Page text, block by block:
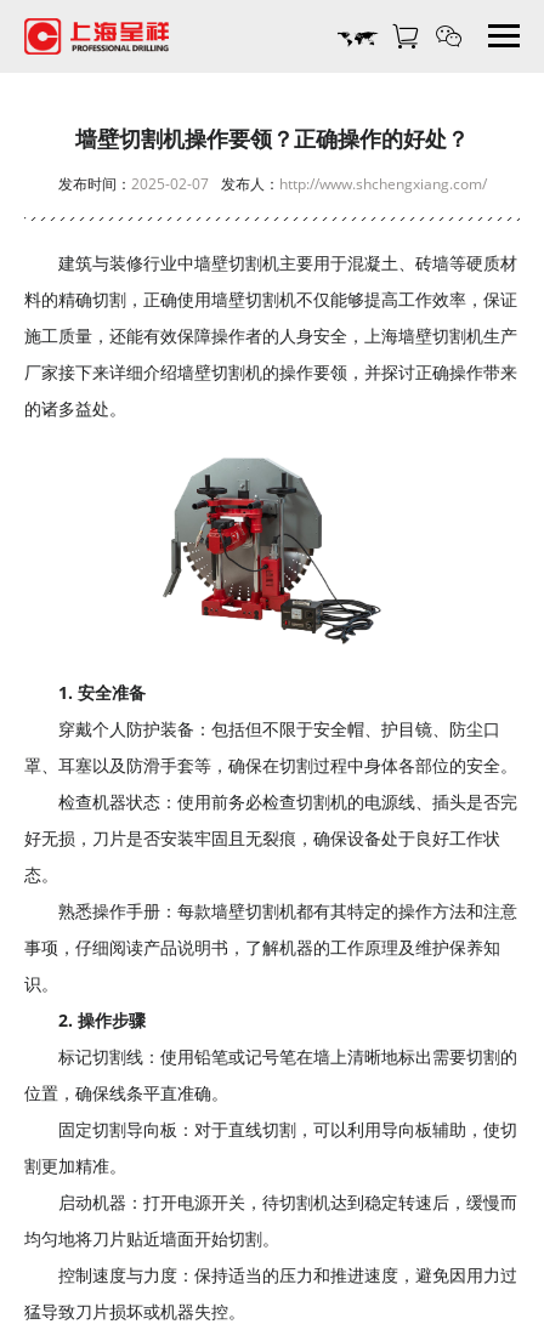
墙壁切割机操作要领？正确操作的好处？
发布时间： 2025-02-07 发布人： http://www.shchengxiang.com/
建筑与装修行业中墙壁切割机主要用于混凝土、砖墙等硬质材
料的精确切割，正确使用墙壁切割机不仅能够提高工作效率，保证
施工质量，还能有效保障操作者的人身安全， 上海墙壁切割机生产
厂家接下来详细介绍墙壁切割机的操作要领，并探讨正确操作带来
的诸多益处。
1. 安全准备
穿戴个人防护装备：包括但不限于安全帽、护目镜、防尘口
罩、耳塞以及防滑手套等，确保在切割过程中身体各部位的安全。
检查机器状态：使用前务必检查切割机的电源线、插头是否完
好无损，刀片是否安装牢固且无裂痕，确保设备处于良好工作状
态。
熟悉操作手册：每款墙壁切割机都有其特定的操作方法和注意
事项，仔细阅读产品说明书，了解机器的工作原理及维护保养知
识。
2. 操作步骤
标记切割线：使用铅笔或记号笔在墙上清晰地标出需要切割的
位置，确保线条平直准确。
固定切割导向板：对于直线切割，可以利用导向板辅助，使切
割更加精准。
启动机器：打开电源开关，待切割机达到稳定转速后，缓慢而
均匀地将刀片贴近墙面开始切割。
控制速度与力度：保持适当的压力和推进速度，避免因用力过
猛导致刀片损坏或机器失控。